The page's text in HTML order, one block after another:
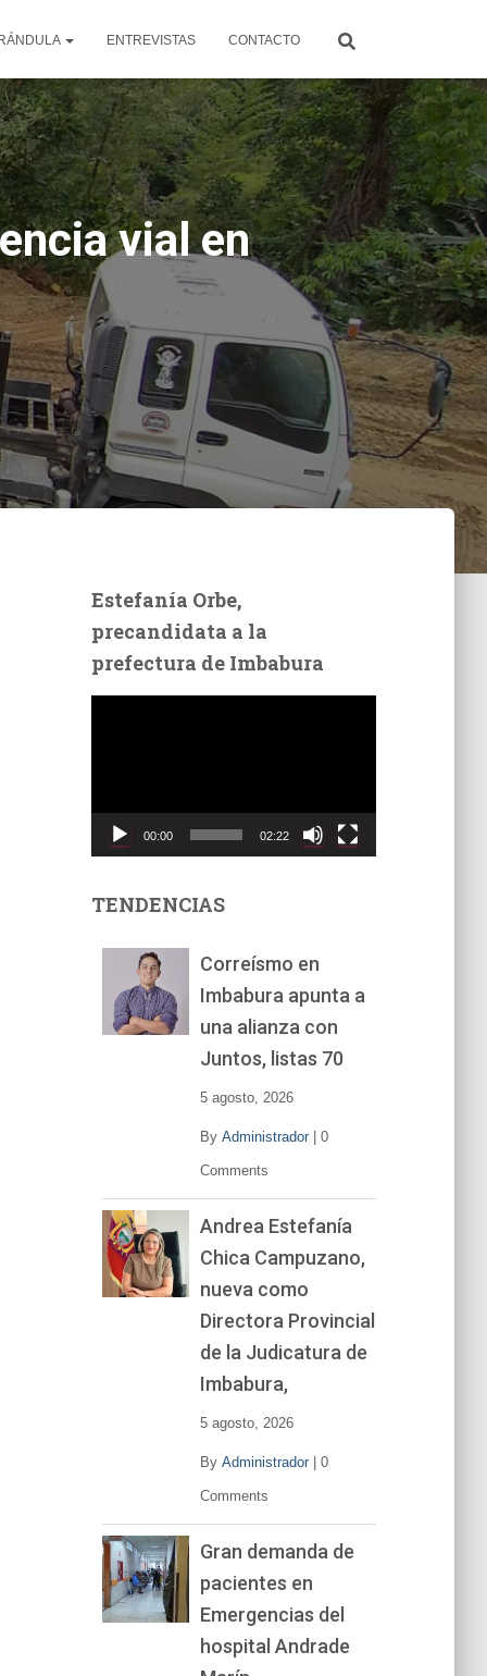
ENTREVISTAS CONTACTO
vial en
Estefanía Orbe,
precandidata a la
prefectura de Imbabura
t
00:00 02:22
TENDENCIAS
Correísmo en
Imbabura apunta a
una alianza con
Juntos, listas 70
5 agosto, 2026
By Administrador| 0
Comments
Andrea Estefanía
Chica Campuzano,
nueva como
Directora Provincial
de la Judicatura de
Imbabura,
5 agosto, 2026
By Administrador| 0
Comments
Gran demanda de
pacientes en
Emergencias del
hospital Andrade